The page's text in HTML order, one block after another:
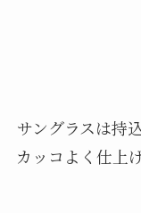
サングラスは持
カッコよく仕上